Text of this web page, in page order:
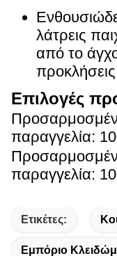
λάτρεις
από το
Επιλογές
παραγγελία:
παραγγελία:
Ετικέτες:
Εμπόριο